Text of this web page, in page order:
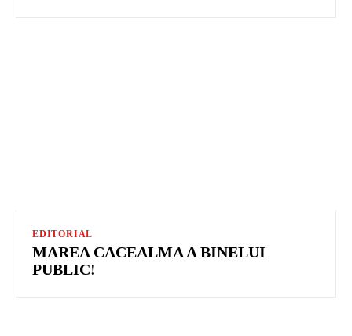
EDITORIAL
MAREA CACEALMA A BINELUI
PUBLIC!